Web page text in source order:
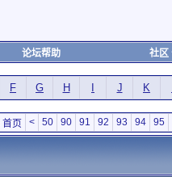
论坛帮助 社区
F G H J K
首页 < 50 90 91 92 93 94 95